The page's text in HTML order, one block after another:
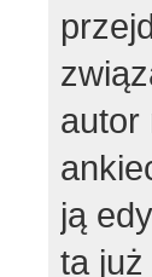
autor
ją
ta już